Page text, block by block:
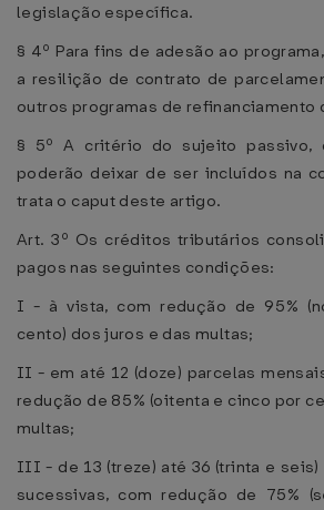
legislação específica.
§ 4º Para fins de adesão ao
a resilição de contrato de
outros programas de refinanciamento
§ 5º A critério do sujeito passivo,
poderão deixar de ser incluídos na
trata o caput deste artigo.
Art. 3º Os créditos tributários
pagos nas seguintes condições:
I - à vista, com redução de 95%
cento) dos juros e das multas;
II - em até 12 (doze) parcelas
redução de 85% (oitenta e cinco por
multas;
III - de 13 (treze) até 36 (trinta e
sucessivas, com redução de 75%